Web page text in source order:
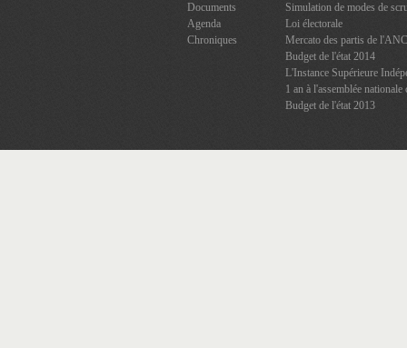
Documents
Agenda
Chroniques
Simulation de modes de
Loi électorale
Mercato des partis de l'ANC
Budget de l'état 2014
L'Instance Supérieure
1 an à l'assemblée nationale
Budget de l'état 2013